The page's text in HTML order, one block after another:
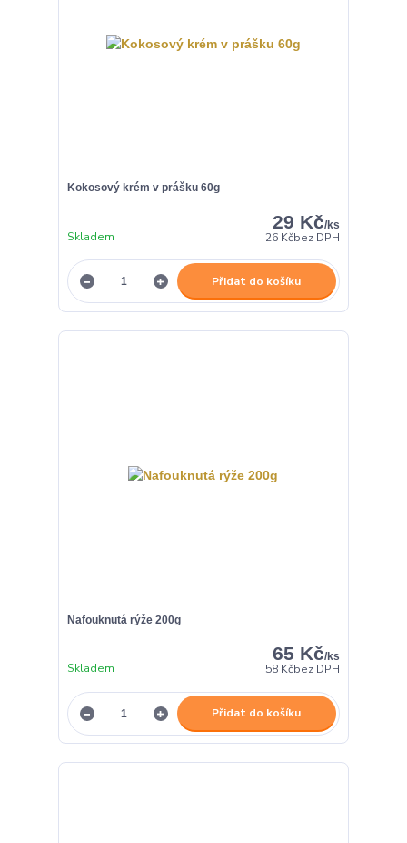
Kokosový krém v prášku 60g
29 Kč/ks
26 Kčbez DPH
Skladem
Přidat do košíku
Nafouknutá rýže 200g
65 Kč/ks
58 Kčbez DPH
Skladem
Přidat do košíku